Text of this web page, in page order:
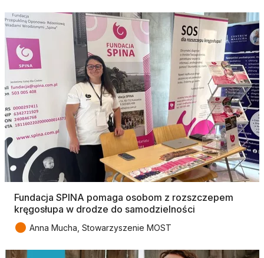
Fundacja SPINA pomaga osobom z rozszczepem
kręgosłupa w drodze do samodzielności
● Anna Mucha, Stowarzyszenie MOST